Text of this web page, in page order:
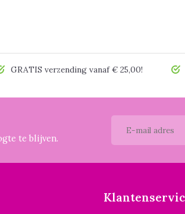
GRATIS verzending vanaf € 25,00!
te blijven.